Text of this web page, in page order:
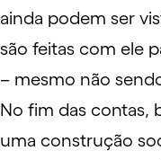
ainda podem ser
são feitas com ele
– mesmo não
No fim das contas,
uma construção